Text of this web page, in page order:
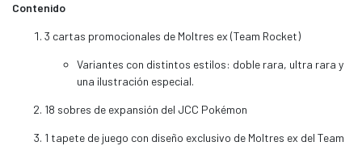
Contenido
3 cartas promocionales de Moltres ex (Team Rocket)
Variantes con distintos estilos: doble rara, ultra rara y
una ilustración especial.
18 sobres de expansión del JCC Pokémon
1 tapete de juego con diseño exclusivo de Moltres ex del Team